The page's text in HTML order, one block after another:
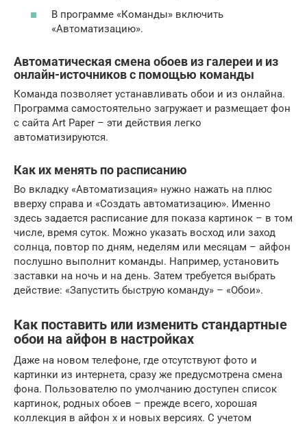
В программе «Команды» включить
«Автоматизацию».
Автоматическая смена обоев из галереи и из
онлайн-источников с помощью команды
Команда позволяет устанавливать обои и из онлайна.
Программа самостоятельно загружает и размещает фон
с сайта Art Paper – эти действия легко
автоматизируются.
Как их менять по расписанию
Во вкладку «Автоматизация» нужно нажать на плюс
вверху справа и «Создать автоматизацию». Именно
здесь задается расписание для показа картинок – в том
числе, время суток. Можно указать восход или заход
солнца, повтор по дням, неделям или месяцам – айфон
послушно выполнит команды. Например, установить
заставки на ночь и на день. Затем требуется выбрать
действие: «Запустить быструю команду» – «Обои».
Как поставить или изменить стандартные
обои на айфон в настройках
Даже на новом телефоне, где отсутствуют фото и
картинки из интернета, сразу же предусмотрена смена
фона. Пользователю по умолчанию доступен список
картинок, родных обоев – прежде всего, хорошая
коллекция в айфон х и новых версиях. С учетом